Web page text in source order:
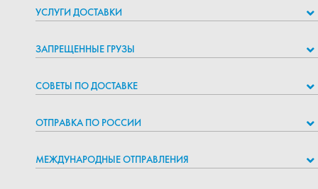
УСЛУГИ ДОСТАВКИ
ЗАПРЕЩЕННЫЕ ГРУЗЫ
СОВЕТЫ ПО ДОСТАВКЕ
ОТПРАВКА ПО РОССИИ
МЕЖДУНАРОДНЫЕ ОТПРАВЛЕНИЯ